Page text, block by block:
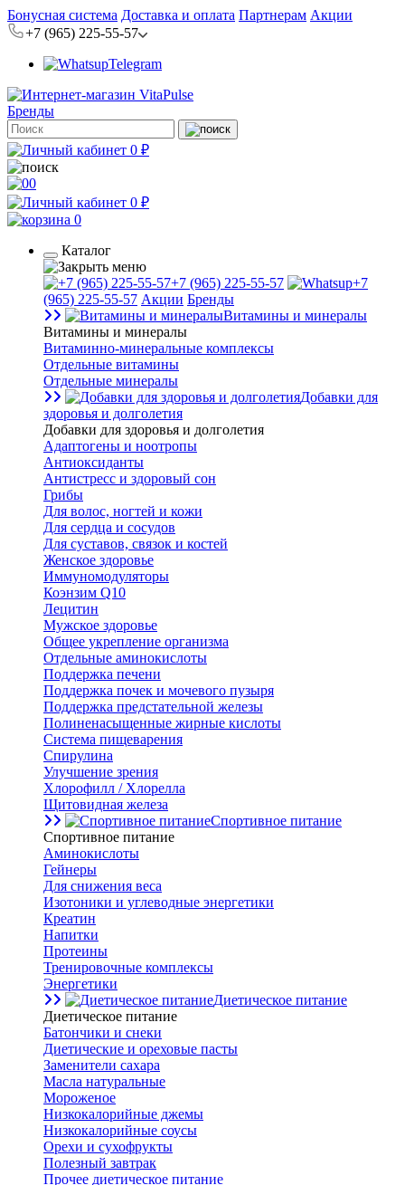
Бонусная система Доставка и оплата Партнерам Акции
+7 (965) 225-55-57
Telegram
Бренды
0 ₽
0
0 ₽
0
Каталог
+7 (965) 225-55-57
+7
(965) 225-55-57 Акции Бренды
Витамины и минералы
Витамины и минералы
Витаминно-минеральные комплексы
Отдельные витамины
Отдельные минералы
Добавки для
здоровья и долголетия
Добавки для здоровья и долголетия
Адаптогены и ноотропы
Антиоксиданты
Антистресс и здоровый сон
Грибы
Для волос, ногтей и кожи
Для сердца и сосудов
Для суставов, связок и костей
Женское здоровье
Иммуномодуляторы
Коэнзим Q10
Лецитин
Мужское здоровье
Общее укрепление организма
Отдельные аминокислоты
Поддержка печени
Поддержка почек и мочевого пузыря
Поддержка предстательной железы
Полиненасыщенные жирные кислоты
Система пищеварения
Спирулина
Улучшение зрения
Хлорофилл / Хлорелла
Щитовидная железа
Спортивное питание
Спортивное питание
Аминокислоты
Гейнеры
Для снижения веса
Изотоники и углеводные энергетики
Креатин
Напитки
Протеины
Тренировочные комплексы
Энергетики
Диетическое питание
Диетическое питание
Батончики и снеки
Диетические и ореховые пасты
Заменители сахара
Масла натуральные
Мороженое
Низкокалорийные джемы
Низкокалорийные соусы
Орехи и сухофрукты
Полезный завтрак
Прочее диетическое питание